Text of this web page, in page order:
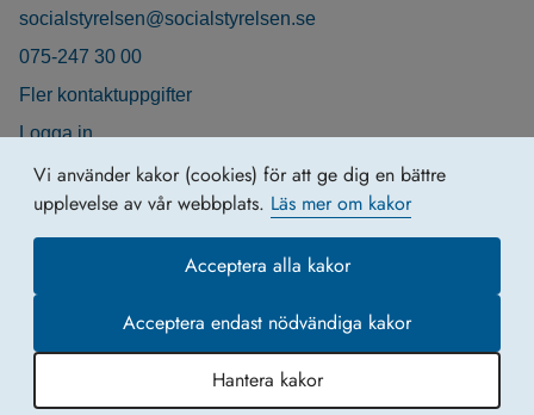
Vi använder kakor (cookies) för att ge dig en bättre
upplevelse av vår webbplats. Läs mer om kakor
Acceptera alla kakor
Acceptera endast nödvändiga kakor
Hantera kakor
socialstyrelsen@socialstyrelsen.se
075-247 30 00
Fler kontaktuppgifter
Logga in
Behandling av personuppgifter